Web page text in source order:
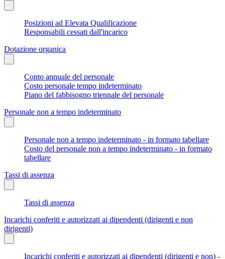
Posizioni ad Elevata Qualificazione
Responsabili cessati dall'incarico
Dotazione organica
Conto annuale del personale
Costo personale tempo indeterminato
Piano del fabbisogno triennale del personale
Personale non a tempo indeterminato
Personale non a tempo indeterminato - in formato tabellare
Costo del personale non a tempo indeterminato - in formato
tabellare
Tassi di assenza
Tassi di assenza
Incarichi conferiti e autorizzati ai dipendenti (dirigenti e non
dirigenti)
Incarichi conferiti e autorizzati ai dipendenti (dirigenti e non) -